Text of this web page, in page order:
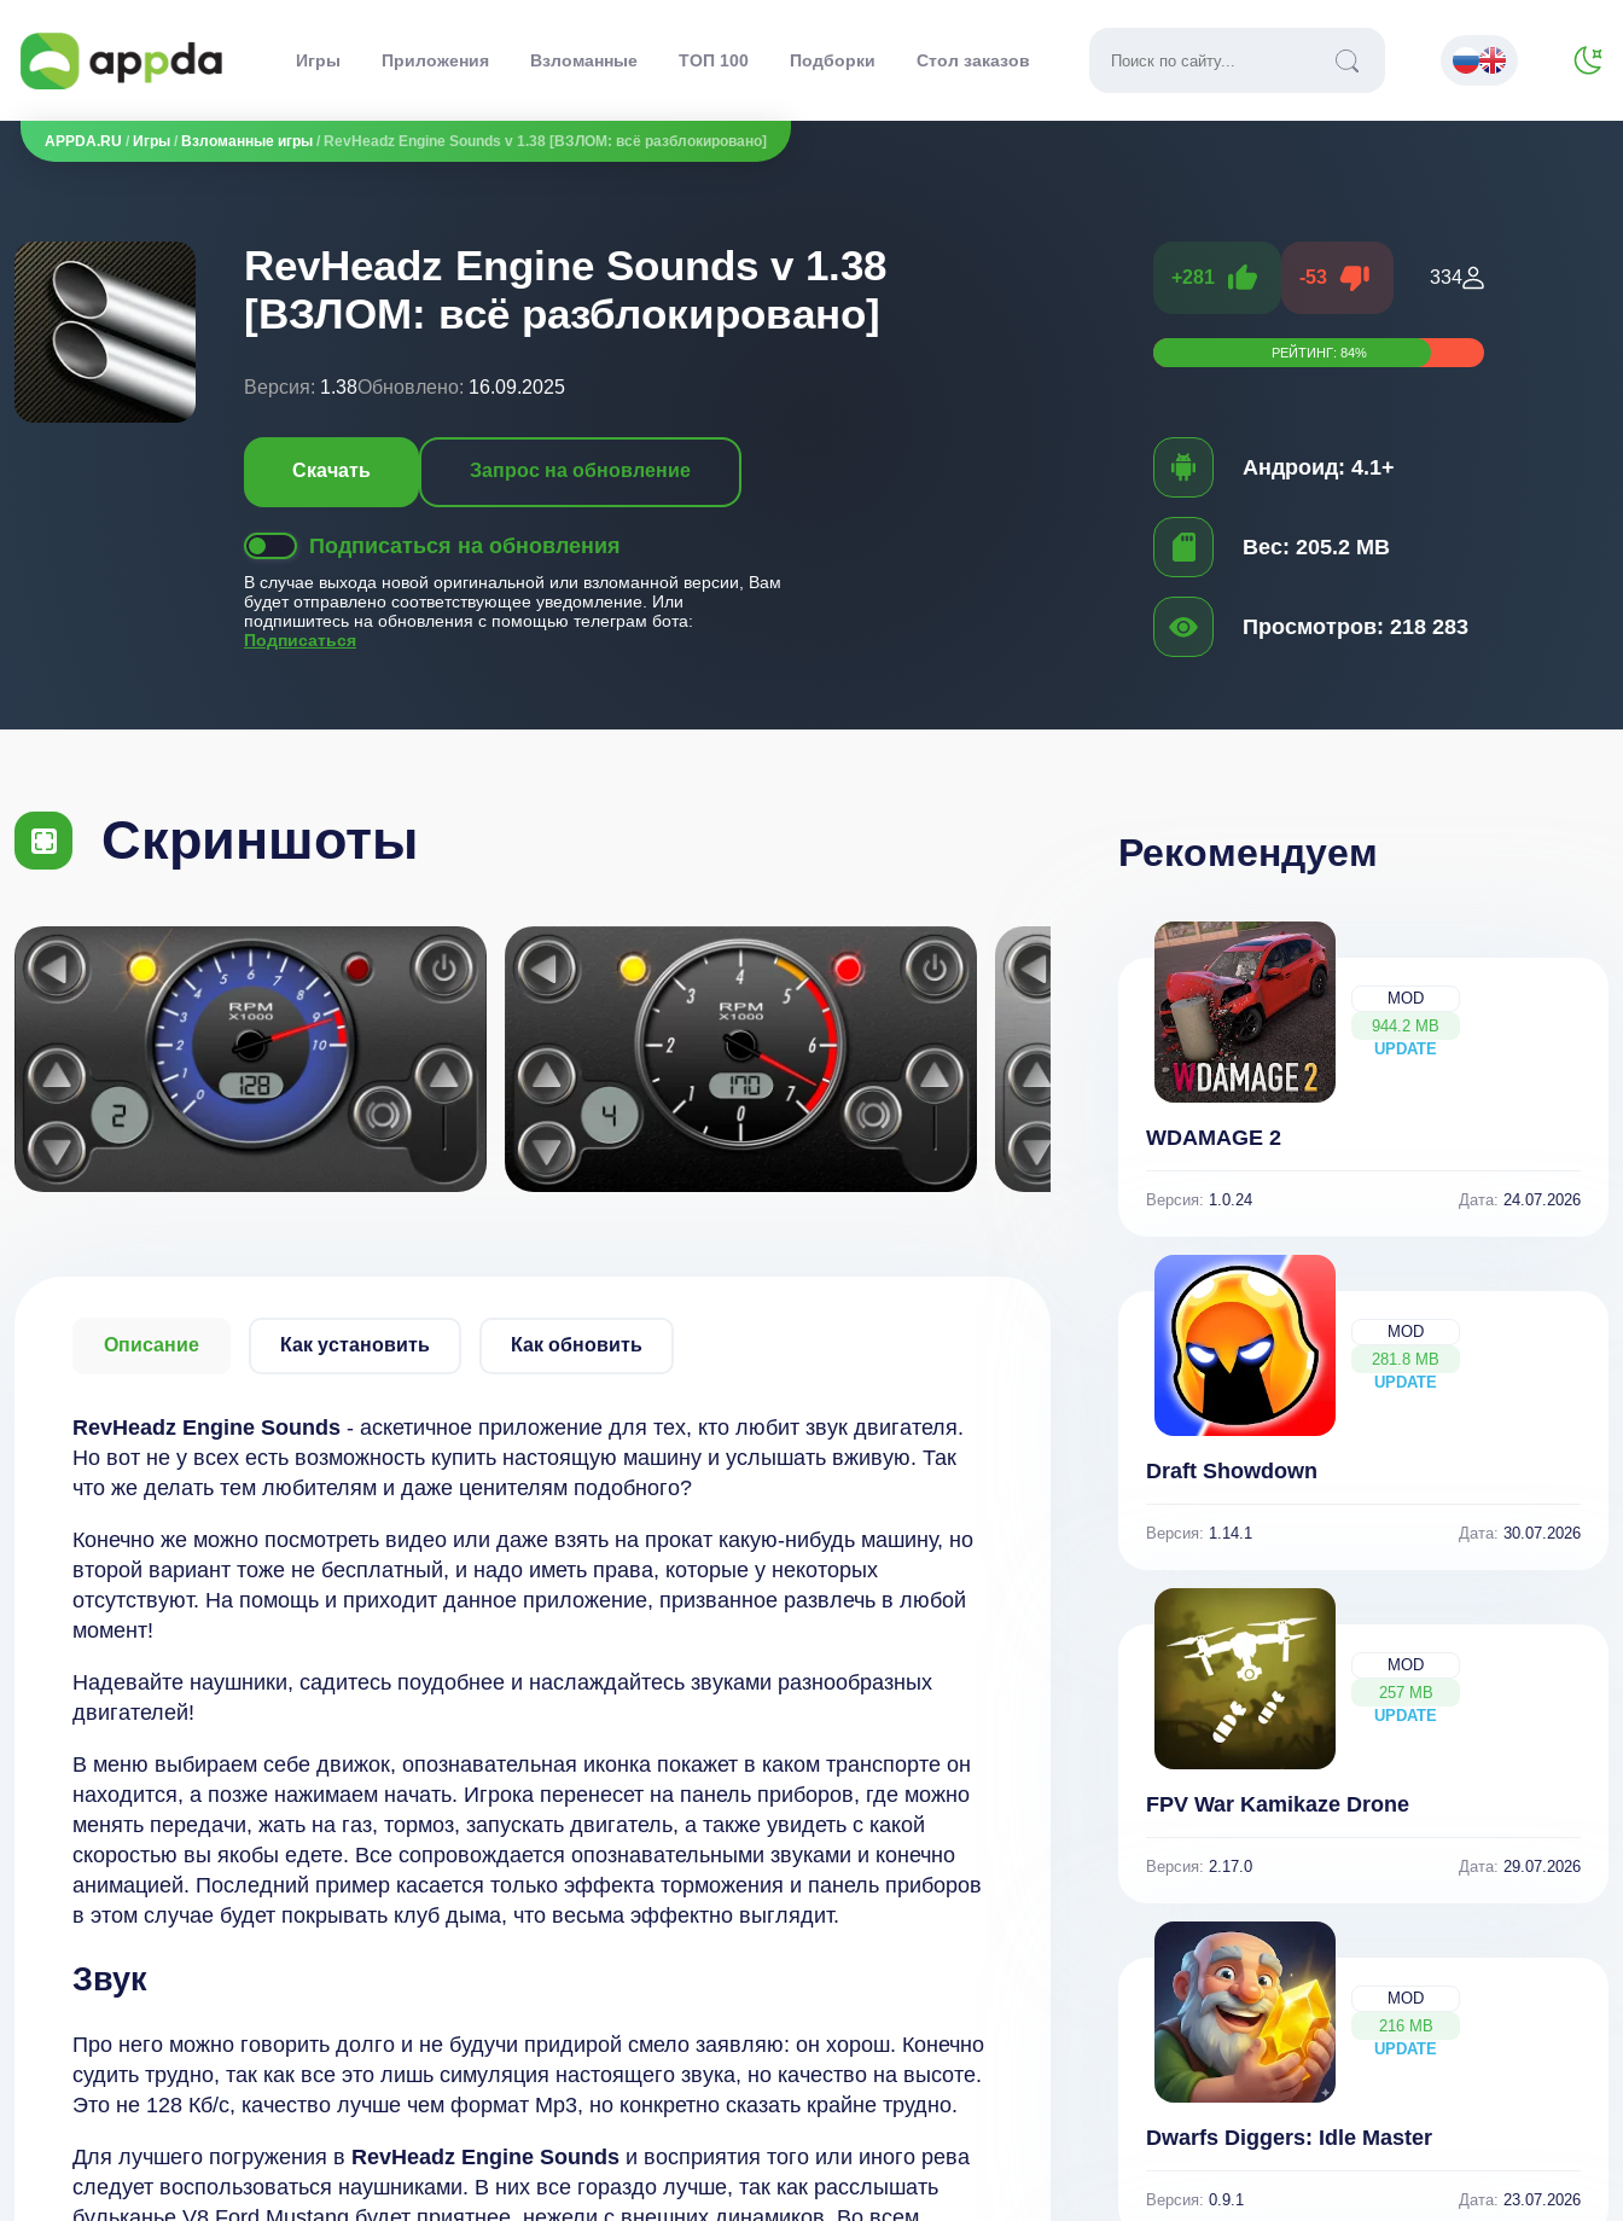
Игры Приложения Взломанные ТОП 100 Подборки Стол заказов
APPDA.RU / Игры / Взломанные игры / RevHeadz Engine Sounds v 1.38 [ВЗЛОМ: всё разблокировано]
RevHeadz Engine Sounds v 1.38
[ВЗЛОМ: всё разблокировано]
Версия: 1.38Обновлено: 16.09.2025
Скачать Запрос на обновление
Подписаться на обновления
В случае выхода новой оригинальной или взломанной версии, Вам
будет отправлено соответствующее уведомление. Или
подпишитесь на обновления с помощью телеграм бота:
Подписаться
+281 -53 334
РЕЙТИНГ: 84%
Андроид: 4.1+
Вес: 205.2 MB
Просмотров: 218 283
Скриншоты
Описание Как установить Как обновить
RevHeadz Engine Sounds - аскетичное приложение для тех, кто любит звук двигателя.
Но вот не у всех есть возможность купить настоящую машину и услышать вживую. Так
что же делать тем любителям и даже ценителям подобного?
Конечно же можно посмотреть видео или даже взять на прокат какую-нибудь машину, но
второй вариант тоже не бесплатный, и надо иметь права, которые у некоторых
отсутствуют. На помощь и приходит данное приложение, призванное развлечь в любой
момент!
Надевайте наушники, садитесь поудобнее и наслаждайтесь звуками разнообразных
двигателей!
В меню выбираем себе движок, опознавательная иконка покажет в каком транспорте он
находится, а позже нажимаем начать. Игрока перенесет на панель приборов, где можно
менять передачи, жать на газ, тормоз, запускать двигатель, а также увидеть с какой
скоростью вы якобы едете. Все сопровождается опознавательными звуками и конечно
анимацией. Последний пример касается только эффекта торможения и панель приборов
в этом случае будет покрывать клуб дыма, что весьма эффектно выглядит.
Звук
Про него можно говорить долго и не будучи придирой смело заявляю: он хорош. Конечно
судить трудно, так как все это лишь симуляция настоящего звука, но качество на высоте.
Это не 128 Кб/с, качество лучше чем формат Mp3, но конкретно сказать крайне трудно.
Для лучшего погружения в RevHeadz Engine Sounds и восприятия того или иного рева
следует воспользоваться наушниками. В них все гораздо лучше, так как расслышать
Рекомендуем
MOD
944.2 MB
UPDATE
NEW
WDAMAGE 2
Версия: 1.0.24 Дата: 24.07.2026
MOD
281.8 MB
UPDATE
NEW
Draft Showdown
Версия: 1.14.1 Дата: 30.07.2026
MOD
257 MB
UPDATE
NEW
FPV War Kamikaze Drone
Версия: 2.17.0 Дата: 29.07.2026
MOD
216 MB
UPDATE
NEW
Dwarfs Diggers: Idle Master
Версия: 0.9.1 Дата: 23.07.2026